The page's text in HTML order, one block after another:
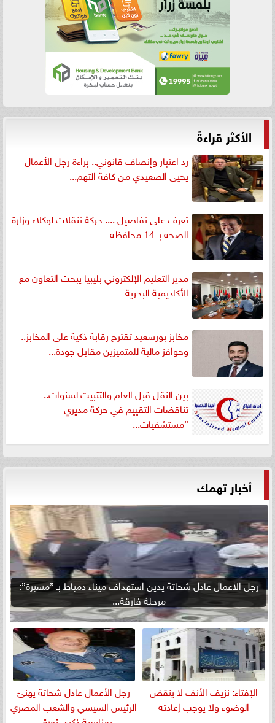
الأكثر قراءةً
رد اعتبار وإنصاف قانوني.. براءة رجل الأعمال
يحيى الصعيدي من كافة التهم...
تعرف على تفاصيل .... حركة تنقلات لوكلاء وزارة
الصحه بـ 14 محافظه
مدير التعليم الإلكتروني بليبيا يبحث التعاون مع
الأكاديمية البحرية
مخابز بورسعيد تقترح رقابة ذكية على المخابز..
وحوافز مالية للمتميزين مقابل جودة...
بين النقل قبل العام والتثبيت لسنوات..
تناقضات التقييم في حركة مديري
”مستشفيات...
أخبار تهمك
رجل الأعمال عادل شحاتة يدين استهداف ميناء دمياط بـ ”مسيرة”:
مرحلة فارقة...
الإفتاء: نزيف الأنف لا ينقض
الوضوء ولا يوجب إعادته
رجل الأعمال عادل شحاتة يهنئ
الرئيس السيسي والشعب المصري